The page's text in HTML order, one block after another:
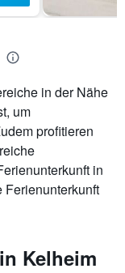
in der Nähe
um
profitieren
in
Ferienunterkunft
Kelheim